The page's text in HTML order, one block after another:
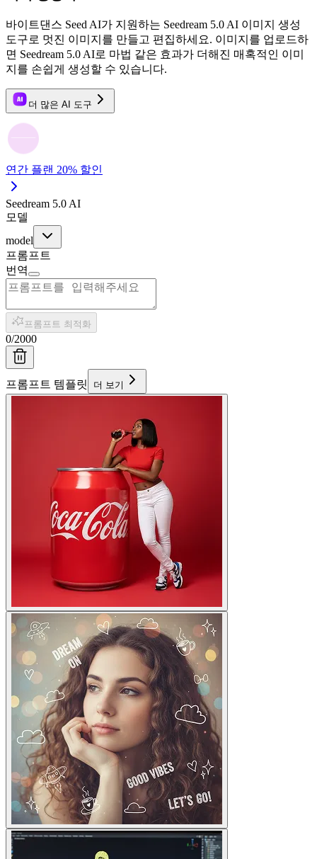
바이트댄스 Seed AI가 지원하는 Seedream 5.0 AI 이미지 생성
도구로 멋진 이미지를 만들고 편집하세요. 이미지를 업로드하
면 Seedream 5.0 AI로 마법 같은 효과가 더해진 매혹적인 이미
지를 손쉽게 생성할 수 있습니다.
더 많은 AI 도구
연간 플랜 20% 할인
Seedream 5.0 AI
모델
model
프롬프트
번역
프롬프트 최적화
0/2000
프롬프트 템플릿 더 보기